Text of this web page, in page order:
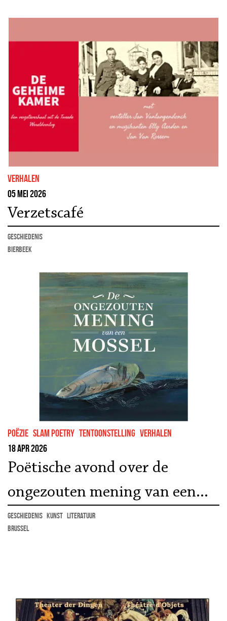
Verhalen
05 mei 2026
Verzetscafé
geschiedenis
Bierbeek
Poëzie Slam poetry tentoonstelling Verhalen
18 apr 2026
Poëtische avond over de
ongezouten mening van een
mossel
geschiedenis kunst literatuur
Brussel